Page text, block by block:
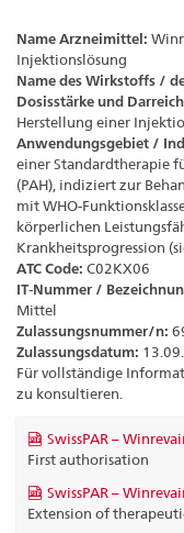
Name Arzneimittel:
Injektionslösung
Name des Wirkstoffs /
Dosisstärke und
Herstellung einer
Anwendungsgebiet /
einer Standardtherapie
(PAH), indiziert zur
mit WHO-
körperlichen
Krankheitsprogression
ATC Code: C02KX06
IT-Nummer /
Mittel
Zulassungsnummer/n:
Zulassungsdatum:
Für vollständige
zu konsultieren.
SwissPAR –
First authorisation
SwissPAR –
Extension of